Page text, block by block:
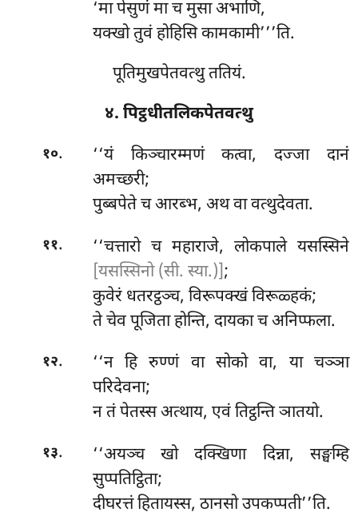
‘मा पेसुणं मा च मुसा अभाणि,
यक्खो तुवं होहिसि कामकामी’’’ति.
पूतिमुखपेतवत्थु ततियं.
४. पिट्ठधीतलिकपेतवत्थु
१०. ‘‘यं किञ्चारम्मणं कत्वा, दज्जा दानं
अमच्छरी;
पुब्बपेते च आरब्भ, अथ वा वत्थुदेवता.
११.
‘‘चत्तारो च महाराजे, लोकपाले यसस्सिने
[यसस्सिनो (सी. स्या.)];
कुवेरं धतरट्ठञ्च, विरूपक्खं विरूळ्हकं;
तेचेव पूजिता होन्ति, दायका च अनिप्फला.
१२. ‘‘नहि रुण्णं वा सोको वा, या चञ्ञा
परिदेवना;
न तं पेतस्स अत्थाय, एवं तिट्ठन्ति ञातयो.
१३.
‘‘अयञ्च खो दक्खिणा दिन्ना, सङ्घम्हि
सुप्पतिट्ठिता;
दीघरत्तं हितायस्स, ठानसो उपकप्पती’’ति.